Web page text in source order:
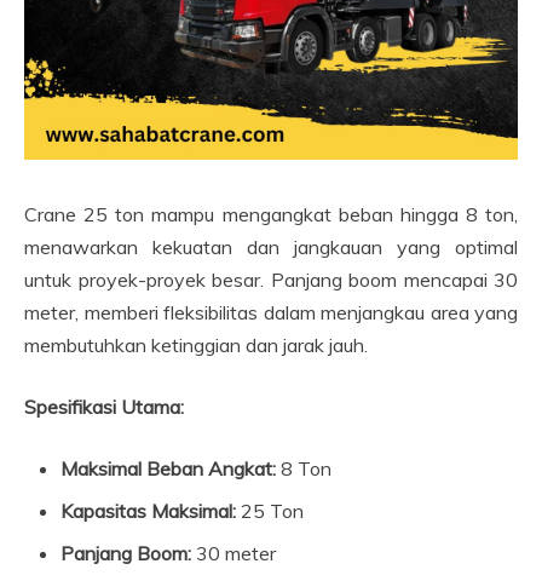
Crane 25 ton mampu mengangkat beban hingga 8 ton,
menawarkan kekuatan dan jangkauan yang optimal
untuk proyek-proyek besar. Panjang boom mencapai 30
meter, memberi fleksibilitas dalam menjangkau area yang
membutuhkan ketinggian dan jarak jauh.
Spesifikasi Utama:
Maksimal Beban Angkat: 8 Ton
Kapasitas Maksimal: 25 Ton
Panjang Boom: 30 meter